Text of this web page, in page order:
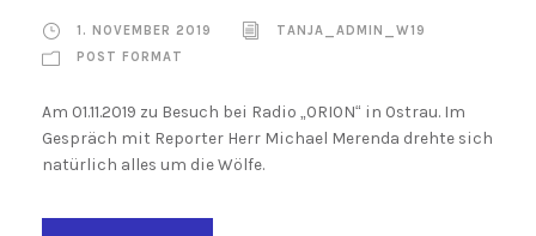
1. NOVEMBER 2019
TANJA_ADMIN_W19
POST FORMAT
Am 01.11.2019 zu Besuch bei Radio „ORION“ in Ostrau. Im
Gespräch mit Reporter Herr Michael Merenda drehte sich
natürlich alles um die Wölfe.